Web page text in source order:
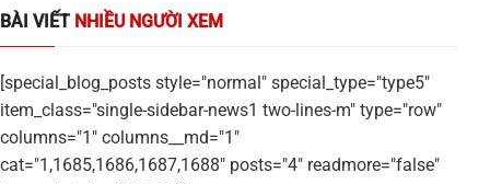
BÀI VIẾT NHIỀU NGƯỜI XEM
[special_blog_posts style="normal" special_type="type5"
item_class="single-sidebar-news1 two-lines-m" type="row"
columns="1" columns__md="1"
cat="1,1685,1686,1687,1688" posts="4" readmore="false"